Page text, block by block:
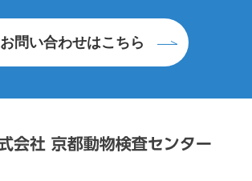
お問い合わせはこちら